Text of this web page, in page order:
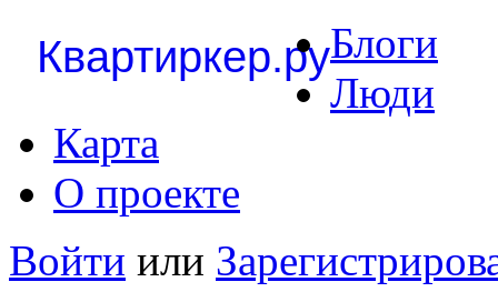
Квартиркер.руБлоги
Люди
Карта
О проекте
Войти или